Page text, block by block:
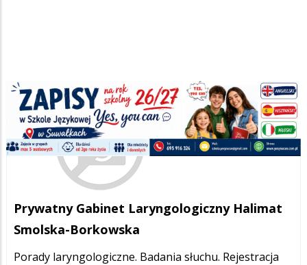
Prywatny Gabinet Laryngologiczny Halimat
Smolska-Borkowska
Porady laryngologiczne. Badania słuchu. Rejestracja